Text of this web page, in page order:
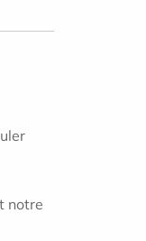
notre